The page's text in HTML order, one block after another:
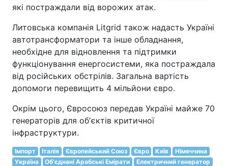
які постраждали від ворожих атак.
Литовська компанія Litgrid також надасть Україні
автотрансформатори та інше обладнання,
необхідне для відновлення та підтримки
функціонування енергосистеми, яка постраждала
від російських обстрілів. Загальна вартість
допомоги перевищить 4 мільйони євро.
Окрім цього, Євросоюз передав Україні майже 70
генераторів для обʼєктів критичної
інфраструктури.
Імпорт Італія Європейський Союз Євро Київ
Німеччина
Україна
Об'єднані Арабські Емірати
Електричний генератор